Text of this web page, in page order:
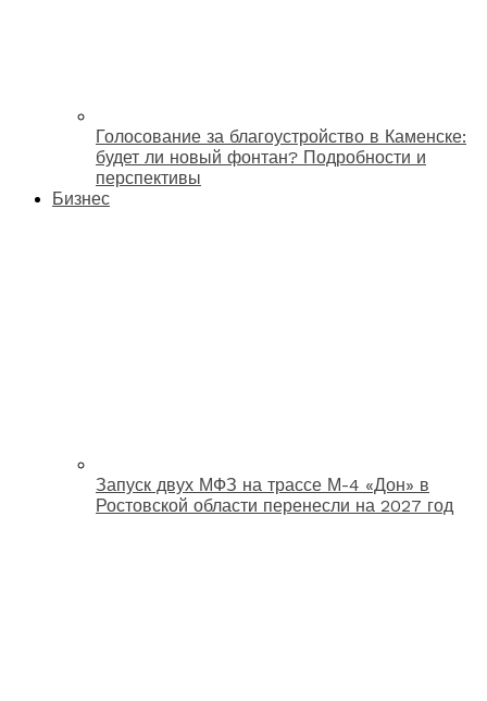
Голосование за благоустройство в Каменске:
будет ли новый фонтан? Подробности и
перспективы
Бизнес
Запуск двух МФЗ на трассе М-4 «Дон» в
Ростовской области перенесли на 2027 год